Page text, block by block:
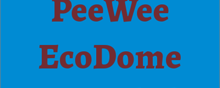
PeeWee
EcoDome